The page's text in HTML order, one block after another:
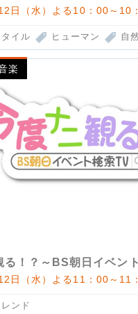
日（水）よる10：00～10
イル ヒューマン 自
楽
る！？～BS朝日イベン
日（水）よる11：00～11
ンド